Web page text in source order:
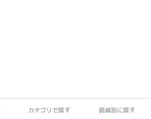
カテゴリで探す 価格別に探す